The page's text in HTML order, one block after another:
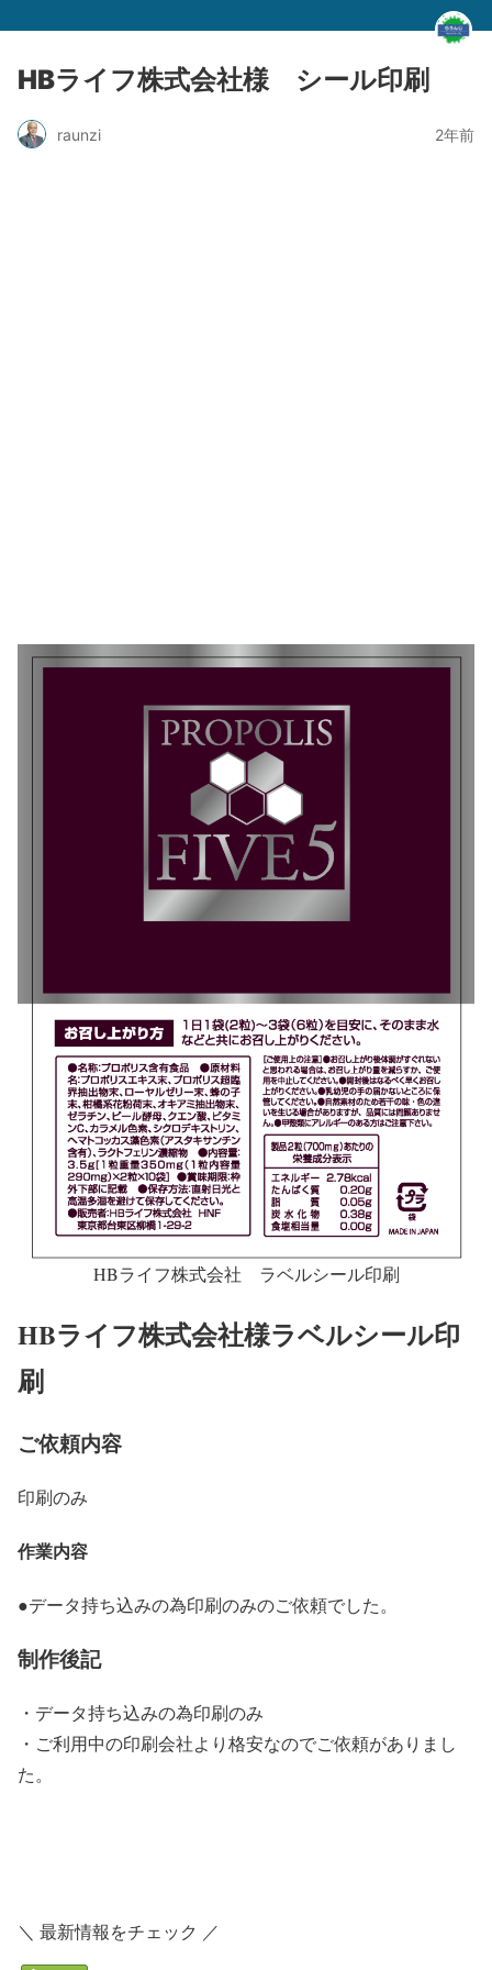
HBライフ株式会社様 シール印刷
raunzi 2年前
HBライフ株式会社 ラベルシール印刷
HBライフ株式会社様ラベルシール印
刷
ご依頼内容
印刷のみ
作業内容
●データ持ち込みの為印刷のみのご依頼でした。
制作後記
・データ持ち込みの為印刷のみ
・ご利用中の印刷会社より格安なのでご依頼がありまし
た。
＼ 最新情報をチェック ／